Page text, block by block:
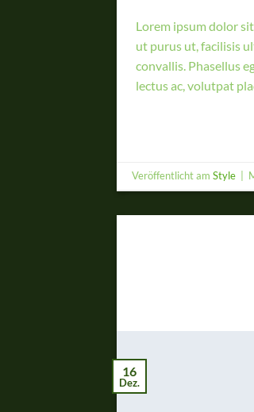
Lorem ipsum dolor
ut purus ut, facilisis
convallis. Phasellus
lectus ac, volutpat
Veröffentlicht amStyle
16
Dez.